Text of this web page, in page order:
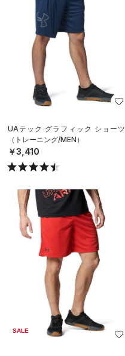
UAテック グラフィック ショーツ
（トレーニング/MEN）
￥3,410
SALE